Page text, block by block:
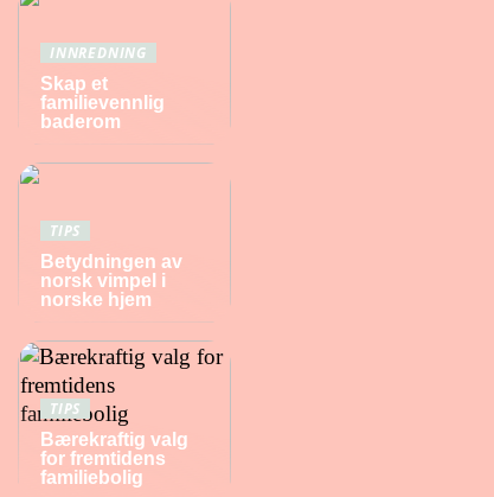
INNREDNING
Skap et
familievennlig
baderom
TIPS
Betydningen av
norsk vimpel i
norske hjem
TIPS
Bærekraftig valg
for fremtidens
familiebolig